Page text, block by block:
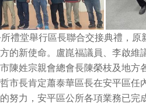
禮堂舉行區長聯合交接典禮，
的新使命。盧崑福議員、李啟維
陳姓宗親會總會長陳榮枝及地方
市長肯定蕭泰華區長在安平區任
努力，安平區公所各項業務已完